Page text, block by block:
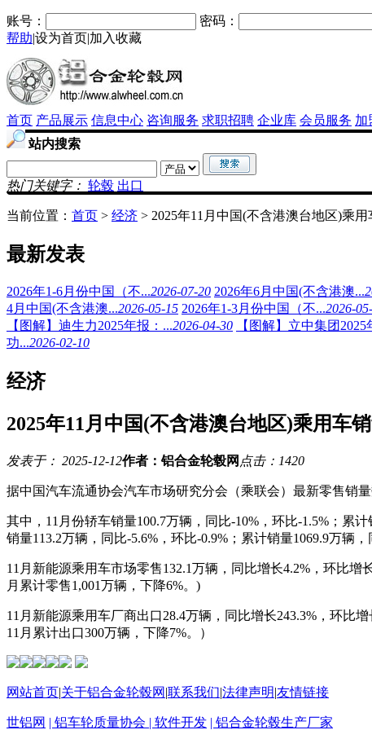
账号： 密码：
帮助|设为首页|加入收藏
首页 产品展示 信息中心 咨询服务 求职招聘 企业库 会员服务 加
站内搜索
热门关键字： 轮毂 出口
当前位置： 首页 > 经济 > 2025年11月中国(不含港澳台地区)乘
最新发表
2026年1-6月份中国（不...2026-07-20 2026年6月中国(不含港澳...
4月中国(不含港澳...2026-05-15 2026年1-3月份中国（不...2026-
【图解】迪生力2025年报：...2026-04-30 【图解】立中集团2025
功...2026-02-10
经济
2025年11月中国(不含港澳台地区)乘用车
发表于： 2025-12-12作者：铝合金轮毂网 点击：1420
据中国汽车流通协会汽车市场研究分会（乘联会）最新零售销
其中，11月份轿车销量100.7万辆，同比-10%，环比-1.5%；累
销量113.2万辆，同比-5.6%，环比-0.9%；累计销量1069.9万辆，
11月新能源乘用车市场零售132.1万辆，同比增长4.2%，环比增
月累计零售1,001万辆，下降6%。)
11月新能源乘用车厂商出口28.4万辆，同比增长243.3%，环比
11月累计出口300万辆，下降7%。）
网站首页|关于铝合金轮毂网 |联系我们|法律声明|友情链接
世铝网 | 铝车轮质量协会 | 软件开发 | 铝合金轮毂生产厂家